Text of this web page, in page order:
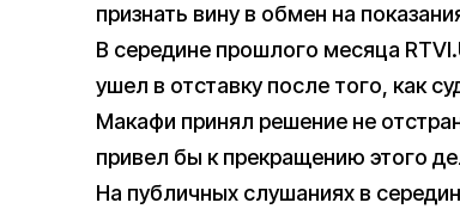
признать вину в обмен на
В середине прошлого месяца
ушел в отставку после того, как
Макафи принял решение не
привел бы к прекращению этого
На публичных слушаниях в